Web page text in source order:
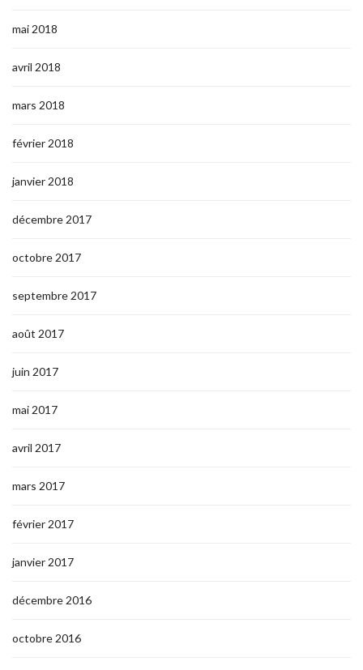
mai 2018
avril 2018
mars 2018
février 2018
janvier 2018
décembre 2017
octobre 2017
septembre 2017
août 2017
juin 2017
mai 2017
avril 2017
mars 2017
février 2017
janvier 2017
décembre 2016
octobre 2016